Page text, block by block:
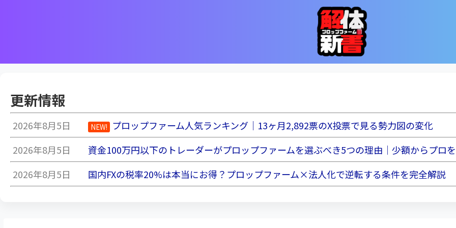
更新情報
2026年8月5日 NEW!
プロップファーム人気ランキング｜13ヶ月2,892票のX投票で見る勢力図の変化
2026年8月5日
資金100万円以下のトレーダーがプロップファームを選ぶべき5つの理由｜少額からプロ
2026年8月5日
国内FXの税率20%は本当にお得？プロップファーム×法人化で逆転する条件を完全解説